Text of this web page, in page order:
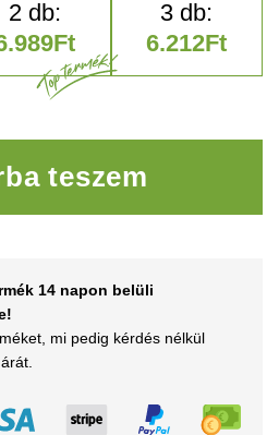
Ft 6.212Ft
teszem
14 napon belüli
mi pedig kérdés nélkül